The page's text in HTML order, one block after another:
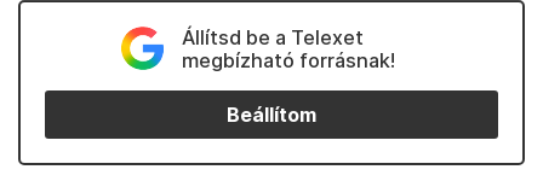
Állítsd be a Telexet
megbízható forrásnak!
Beállítom